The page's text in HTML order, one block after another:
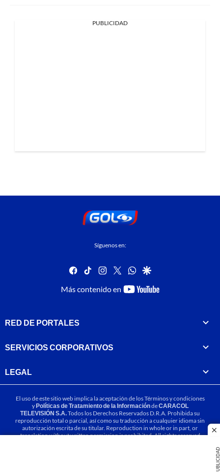
PUBLICIDAD
PUBLICIDAD
Síguenos en:
facebook
tiktok instagram
twitterwhatsapp
google
Más contenido en
youtube-
RED DE PORTALES
SERVICIOS CORPORATIVOS
LEGAL
El uso de este sitio web implica la aceptación de losTérminos y condiciones
yPolíticas de Tratamiento de la InformacióndeCARACOL
TELEVISIÓN S.A.Todos los Derechos Reservados D.R.A. Prohibida su
reproducción total o parcial, así como su traducción a cualquier idioma sin
autorización escrita de su titular. Reproduction in whole or in part, or
translation without written permission is prohibited. All rights reserved